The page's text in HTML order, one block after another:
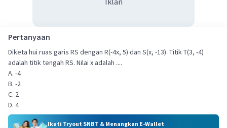
Pertanyaan
Diketa hui ruas garis RS dengan R(-4x, 5) dan S(x, -13). Titik T(3, -4)
adalah titik tengah RS. Nilai x adalah ....
A. -4
B. -2
C. 2
D. 4
Ikuti Tryout SNBT & Menangkan E-Wallet